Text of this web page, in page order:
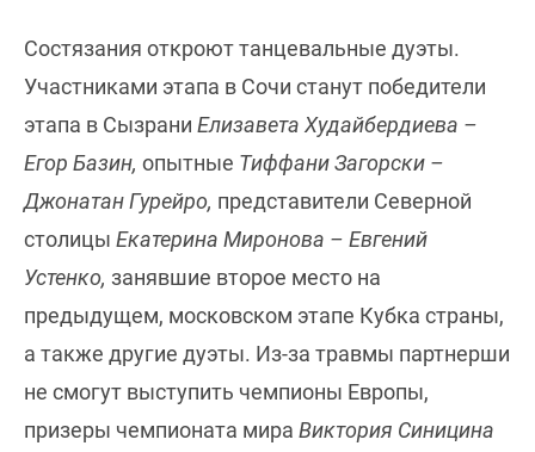
Состязания откроют танцевальные дуэты.
Участниками этапа в Сочи станут победители
этапа в Сызрани Елизавета Худайбердиева –
Егор Базин, опытные Тиффани Загорски –
Джонатан Гурейро, представители Северной
столицы Екатерина Миронова – Евгений
Устенко, занявшие второе место на
предыдущем, московском этапе Кубка страны,
а также другие дуэты. Из-за травмы партнерши
не смогут выступить чемпионы Европы,
призеры чемпионата мира Виктория Синицина